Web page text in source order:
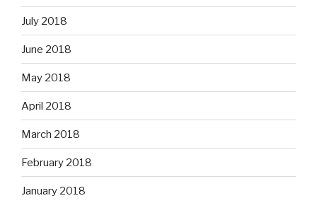
July 2018
June 2018
May 2018
April 2018
March 2018
February 2018
January 2018